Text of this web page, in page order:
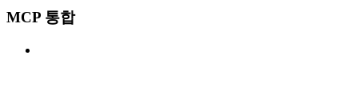
MCP 통합